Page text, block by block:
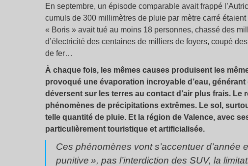
En septembre, un épisode comparable avait frappé
cumuls de 300 millimètres de pluie par mètre carré
« Boris » avait tué au moins 18 personnes, chassé des
d’électricité des centaines de milliers de foyers, coupé
de fer…
À chaque fois, les mêmes causes produisent les
provoqué une évaporation incroyable d’eau,
déversent sur les terres au contact d’air plus frais. Le
phénomènes de précipitations extrêmes. Le sol,
telle quantité de pluie. Et la région de Valence, avec
particulièrement touristique et artificialisée.
Ces phénomènes vont s’accentuer d’année
punitive », pas l’interdiction des SUV, la